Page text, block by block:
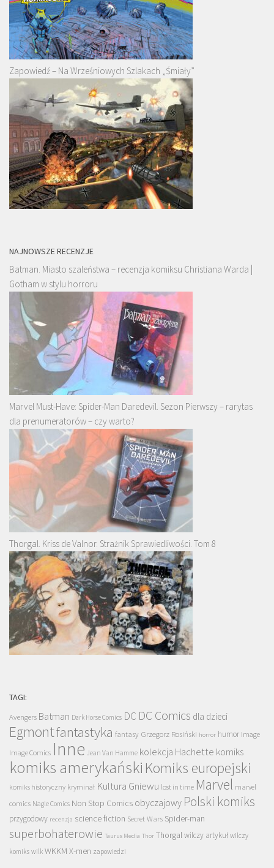
Zapowiedź – Na Wrześniowych Szlakach „Śmiały”
NAJNOWSZE RECENZJE
Batman. Miasto szaleństwa – recenzja komiksu Christiana Warda |
Gotham w stylu horroru
Marvel Must-Have: Spider-Man Daredevil. Sezon Pierwszy – rarytas
dla prenumeratorów – czy warto?
Thorgal. Kriss de Valnor. Strażnik Sprawiedliwości. Tom 8
TAGI:
Avengers Batman Dark Horse Comics DC DC Comics dla dzieci
Egmontfantastyka fantasy Grzegorz Rosiński horror humor Image
Image Comics Inne Jean Van Hamme kolekcja Hachette komiks
komiks amerykański Komiks europejski
komiks historyczny kryminał Kultura Gniewu lost in time Marvel marvel
comics Nagle Comics Non Stop Comics obyczajowy Polski komiks
przygodowy recenzja science fiction Secret Wars Spider-man
superbohaterowie Taurus Media Thor Thorgalwilczy artykuł wilczy
komiks wilk WKKM X-men zapowiedzi